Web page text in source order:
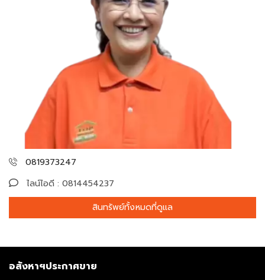
0819373247
ไลน์ไอดี : 0814454237
สินทรัพย์ทั้งหมดที่ดูแล
อสังหาฯประกาศขาย